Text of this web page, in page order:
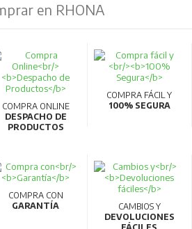
en RHONA
COMPRA ONLINE
DESPACHO DE
PRODUCTOS
COMPRA FÁCIL Y
100% SEGURA
COMPRA CON
GARANTÍA
CAMBIOS Y
DEVOLUCIONES